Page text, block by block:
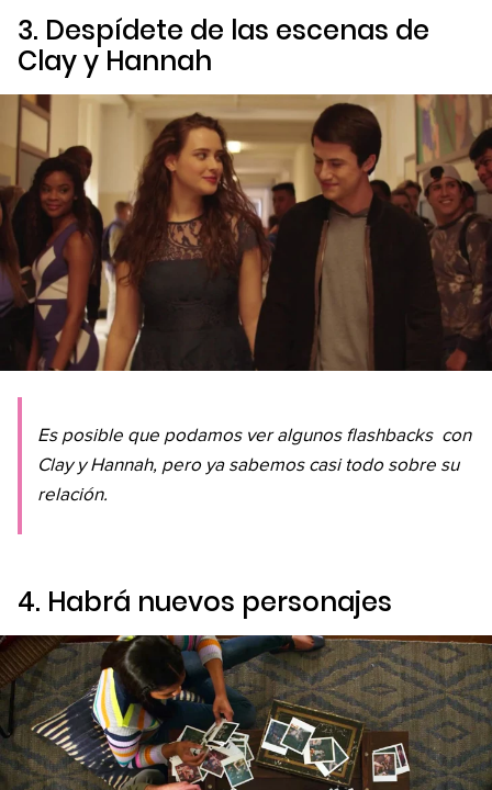
3. Despídete de las escenas de
Clay y Hannah
Es posible que podamos ver algunos flashbacks con
Clay y Hannah, pero ya sabemos casi todo sobre su
relación.
4. Habrá nuevos personajes